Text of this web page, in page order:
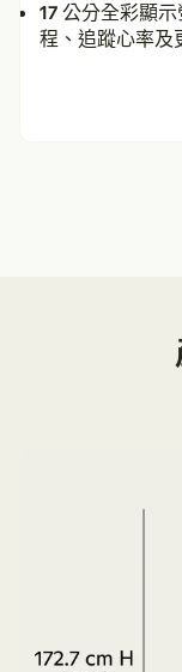
17 公分全彩顯
程、追蹤心率及